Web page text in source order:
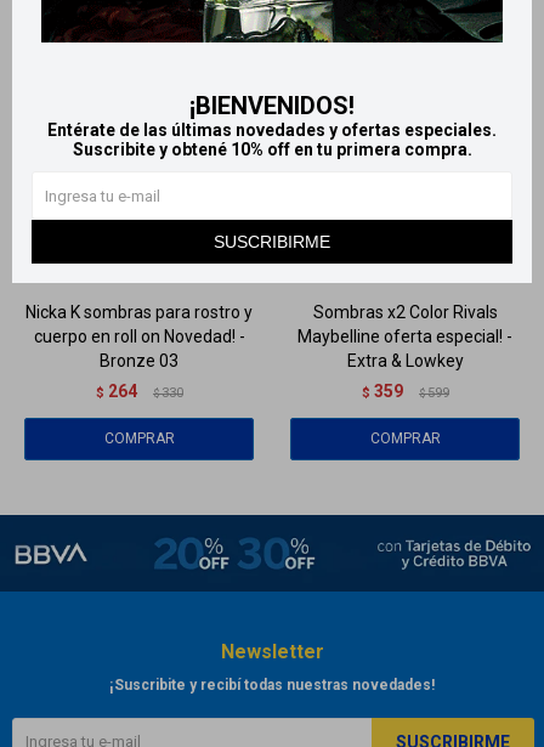
¡BIENVENIDOS!
Entérate de las últimas novedades y ofertas especiales.
Suscribite y obtené 10% off en tu primera compra.
SUSCRIBIRME
Nicka K sombras para rostro y
cuerpo en roll on Novedad! -
Bronze 03
$ 264 $ 330
Sombras x2 Color Rivals
Maybelline oferta especial! -
Extra & Lowkey
$ 359 $ 599
Newsletter
¡Suscribite y recibí todas nuestras novedades!
SUSCRIBIRME